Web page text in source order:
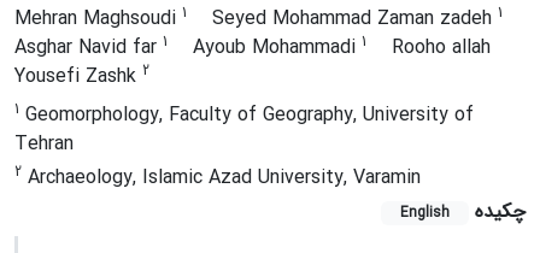
Mehran Maghsoudi 1 Seyed Mohammad Zaman zadeh 1
Asghar Navid far 1 Ayoub Mohammadi 1
Rooho allah
Yousefi Zashk 2
1 Geomorphology, Faculty of Geography, University of
Tehran
2 Archaeology, Islamic Azad University, Varamin
چکیده
English